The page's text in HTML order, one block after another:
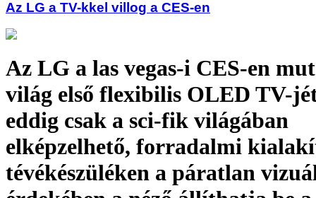
Az LG a TV-kkel villog a CES-en
Az LG a las vegas-i CES-en
világ első flexibilis OLED TV-
eddig csak a sci-fik világában
elképzelhető, forradalmi
tévékészüléken a páratlan